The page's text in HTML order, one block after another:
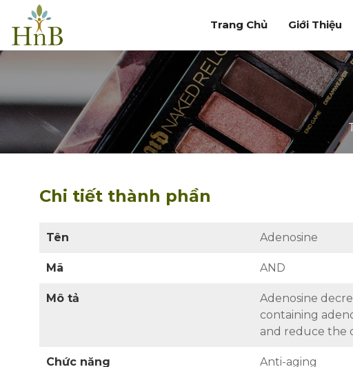
Trang Chủ Giới Thiệu
Chi tiết thành phần
Tên Adenosine
Mã AND
Mô tả
Adenosine
containing
and reduce the
Chức năng Anti-aging